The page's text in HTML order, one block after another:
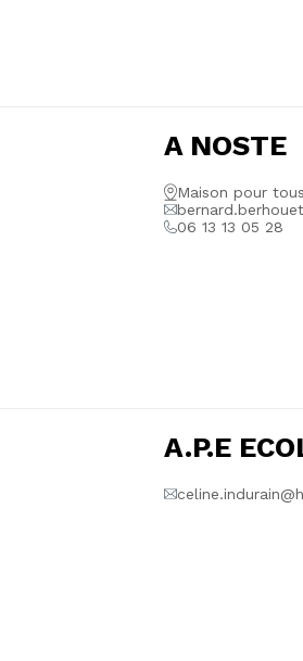
A NOSTE
Maison pour
06 13 13 05 28
A.P.E